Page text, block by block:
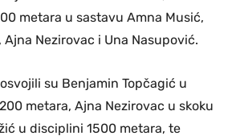
metara u sastavu Amna Musić,
Nezirovac i Una Nasupović.
su Benjamin Topčagić u
metara, Ajna Nezirovac u skoku
u disciplini 1500 metara, te